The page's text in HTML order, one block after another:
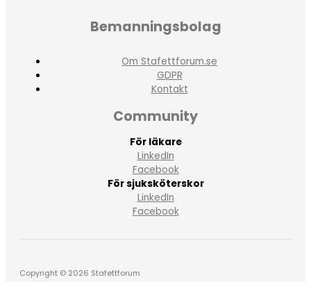
Bemanningsbolag
Om Stafettforum.se
GDPR
Kontakt
Community
För läkare
LinkedIn
Facebook
För sjuksköterskor
LinkedIn
Facebook
Copyright © 2026 Stafettforum